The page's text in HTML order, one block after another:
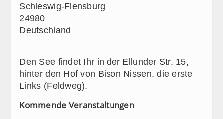
Schleswig-Flensburg
24980
Deutschland
Den See findet Ihr in der Ellunder Str. 15,
hinter den Hof von Bison Nissen, die erste
Links (Feldweg).
Kommende Veranstaltungen